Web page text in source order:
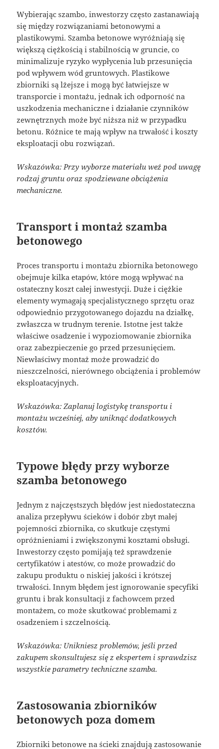
Wybierając szambo, inwestorzy często zastanawiają
się między rozwiązaniami betonowymi a
plastikowymi. Szamba betonowe wyróżniają się
większą ciężkością i stabilnością w gruncie, co
minimalizuje ryzyko wypłycenia lub przesunięcia
pod wpływem wód gruntowych. Plastikowe
zbiorniki są lżejsze i mogą być łatwiejsze w
transporcie i montażu, jednak ich odporność na
uszkodzenia mechaniczne i działanie czynników
zewnętrznych może być niższa niż w przypadku
betonu. Różnice te mają wpływ na trwałość i koszty
eksploatacji obu rozwiązań.
Wskazówka: Przy wyborze materiału weź pod uwagę
rodzaj gruntu oraz spodziewane obciążenia
mechaniczne.
Transport i montaż szamba
betonowego
Proces transportu i montażu zbiornika betonowego
obejmuje kilka etapów, które mogą wpływać na
ostateczny koszt całej inwestycji. Duże i ciężkie
elementy wymagają specjalistycznego sprzętu oraz
odpowiednio przygotowanego dojazdu na działkę,
zwłaszcza w trudnym terenie. Istotne jest także
właściwe osadzenie i wypoziomowanie zbiornika
oraz zabezpieczenie go przed przesunięciem.
Niewłaściwy montaż może prowadzić do
nieszczelności, nierównego obciążenia i problemów
eksploatacyjnych.
Wskazówka: Zaplanuj logistykę transportu i
montażu wcześniej, aby uniknąć dodatkowych
kosztów.
Typowe błędy przy wyborze
szamba betonowego
Jednym z najczęstszych błędów jest niedostateczna
analiza przepływu ścieków i dobór zbyt małej
pojemności zbiornika, co skutkuje częstymi
opróżnieniami i zwiększonymi kosztami obsługi.
Inwestorzy często pomijają też sprawdzenie
certyfikatów i atestów, co może prowadzić do
zakupu produktu o niskiej jakości i krótszej
trwałości. Innym błędem jest ignorowanie specyfiki
gruntu i brak konsultacji z fachowcem przed
montażem, co może skutkować problemami z
osadzeniem i szczelnością.
Wskazówka: Unikniesz problemów, jeśli przed
zakupem skonsultujesz się z ekspertem i sprawdzisz
wszystkie parametry techniczne szamba.
Zastosowania zbiorników
betonowych poza domem
Zbiorniki betonowe na ścieki znajdują zastosowanie